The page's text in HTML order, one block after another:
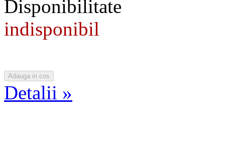
Disponibilitate
indisponibil
Detalii »